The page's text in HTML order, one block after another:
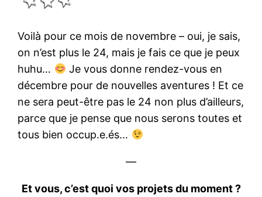
Voilà pour ce mois de novembre – oui, je sais,
on n’est plus le 24, mais je fais ce que je peux
huhu…
Je vous donne rendez-vous en
décembre pour de nouvelles aventures ! Et ce
ne sera peut-être pas le 24 non plus d’ailleurs,
parce que je pense que nous serons toutes et
tous bien occup.e.és…
—
Et vous, c’est quoi vos projets du moment ?